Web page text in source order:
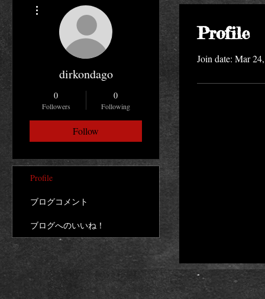
Profile
Join date: Mar
dirkondago
0
Followers
0
Following
Follow
Profile
ブログコメント
ブログへのいいね！